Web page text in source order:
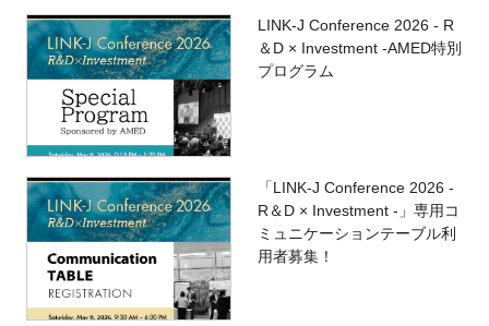
LINK-J Conference 2026 - R
＆D × Investment -AMED特別
プログラム
「LINK-J Conference 2026 -
R＆D × Investment -」専用コ
ミュニケーションテーブル利
用者募集！